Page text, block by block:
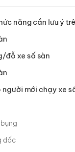
năng cần lưu ý
đỗ xe số sàn
mới chạy xe
dốc